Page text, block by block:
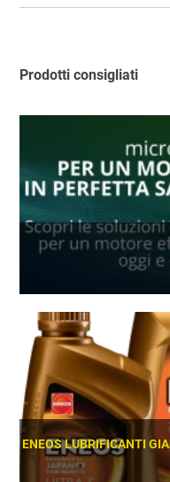
Prodotti consigliati
ENEOS LUBRIFICANTI